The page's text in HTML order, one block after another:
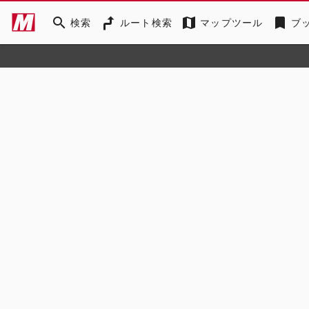
search 検索 ルート検索 map マップツール bookmark ブ